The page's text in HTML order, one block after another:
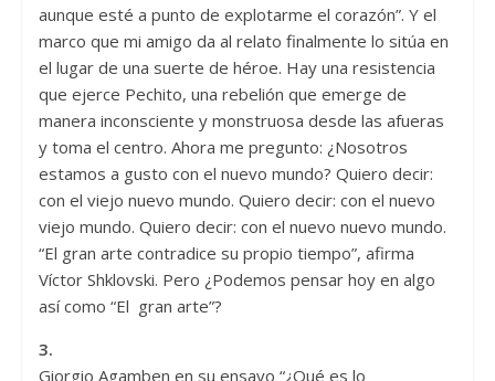
aunque esté a punto de explotarme el corazón”. Y el
marco que mi amigo da al relato finalmente lo sitúa en
el lugar de una suerte de héroe. Hay una resistencia
que ejerce Pechito, una rebelión que emerge de
manera inconsciente y monstruosa desde las afueras
y toma el centro. Ahora me pregunto: ¿Nosotros
estamos a gusto con el nuevo mundo? Quiero decir:
con el viejo nuevo mundo. Quiero decir: con el nuevo
viejo mundo. Quiero decir: con el nuevo nuevo mundo.
“El gran arte contradice su propio tiempo”, afirma
Víctor Shklovski. Pero ¿Podemos pensar hoy en algo
así como “El gran arte”?
3.
Giorgio Agamben en su ensayo “¿Qué es lo